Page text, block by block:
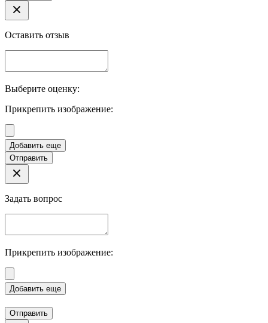
Оставить отзыв
Выберите оценку:
Прикрепить изображение:
Отправить
Задать вопрос
Прикрепить изображение:
Отправить